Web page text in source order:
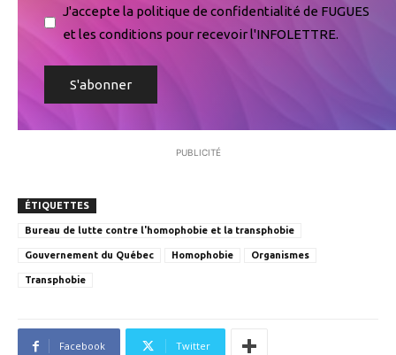
J'accepte la politique de confidentialité de FUGUES
et les conditions pour recevoir l'INFOLETTRE.
PUBLICITÉ
ÉTIQUETTES
Bureau de lutte contre l'homophobie et la transphobie
Gouvernement du Québec Homophobie Organismes
Transphobie
Facebook Twitter